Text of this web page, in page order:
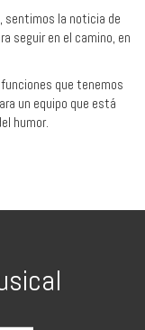
sentimos la noticia de
seguir en el camino, en
que tenemos
un equipo que está
humor.